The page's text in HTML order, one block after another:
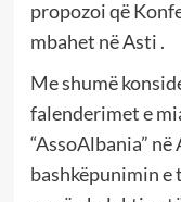
propozoi që
mbahet në Asti .
Me shumë
falenderimet e
“AssoAlbania”
bashkëpunimin e